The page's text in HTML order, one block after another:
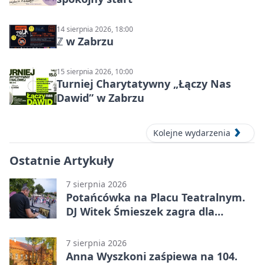
14 sierpnia 2026, 18:00
ℤ w Zabrzu
15 sierpnia 2026, 10:00
Turniej Charytatywny „Łączy Nas
Dawid” w Zabrzu
Kolejne wydarzenia
Ostatnie Artykuły
7 sierpnia 2026
Potańcówka na Placu Teatralnym.
DJ Witek Śmieszek zagra dla
7 sierpnia 2026
Anna Wyszkoni zaśpiewa na 104.